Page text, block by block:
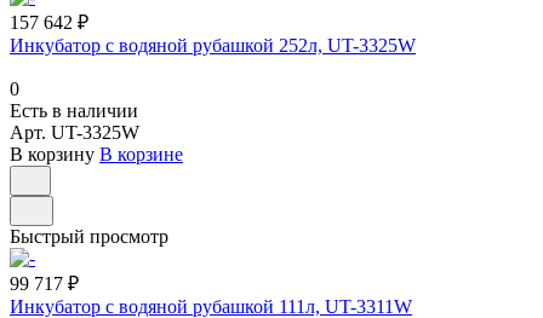
157 642 ₽
Инкубатор с водяной рубашкой 252л, UT-3325W
0
Есть в наличии
Арт. UT-3325W
В корзину В корзине
Быстрый просмотр
99 717 ₽
Инкубатор с водяной рубашкой 111л, UT-3311W